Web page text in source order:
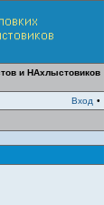
и НАхлыстовиков
Вход •